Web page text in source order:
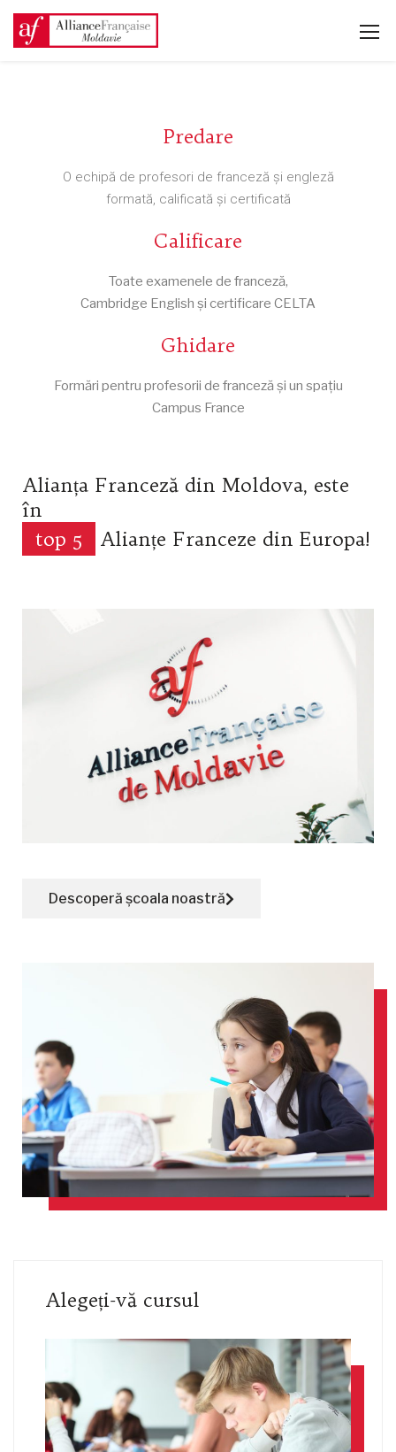
Predare
O echipă de profesori de franceză și engleză
formată, calificată și certificată
Calificare
Toate examenele de franceză,
Cambridge English și certificare CELTA
Ghidare
Formări pentru profesorii de franceză și un spațiu
Campus France
Alianța Franceză din Moldova, este
în
top 5
Alianțe Franceze din Europa!
Descoperă școala noastră
Alegeți-vă cursul